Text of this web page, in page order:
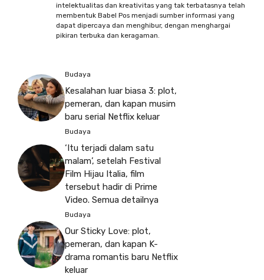
intelektualitas dan kreativitas yang tak terbatasnya telah
membentuk Babel Pos menjadi sumber informasi yang
dapat dipercaya dan menghibur, dengan menghargai
pikiran terbuka dan keragaman.
Budaya
Kesalahan luar biasa 3: plot,
pemeran, dan kapan musim
baru serial Netflix keluar
Budaya
‘Itu terjadi dalam satu
malam’, setelah Festival
Film Hijau Italia, film
tersebut hadir di Prime
Video. Semua detailnya
Budaya
Our Sticky Love: plot,
pemeran, dan kapan K-
drama romantis baru Netflix
keluar